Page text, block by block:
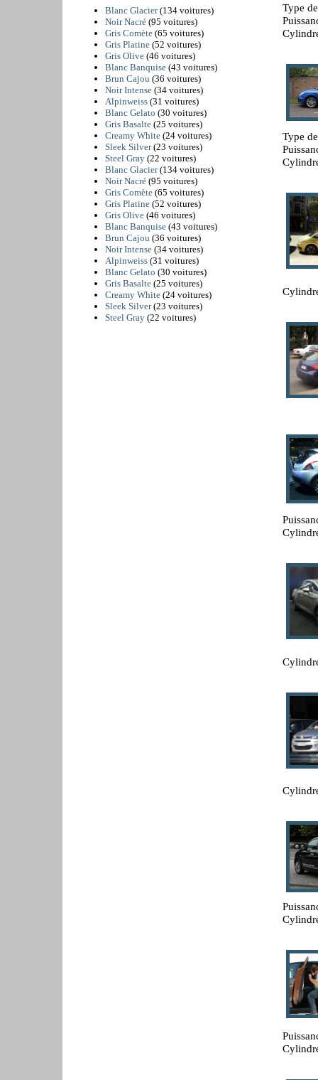
Type
Type
Blanc Glacier(134 voitures)
Noir Nacré(95 voitures)
Gris Comète(65 voitures)
Gris Platine(52 voitures)
Gris Olive(46 voitures)
Blanc Banquise(43 voitures)
Brun Cajou (36 voitures)
Noir Intense(34 voitures)
Alpinweiss(31 voitures)
Blanc Gelato (30 voitures)
Gris Basalte(25 voitures)
Creamy White(24 voitures)
Sleek Silver(23 voitures)
Steel Gray(22 voitures)
Blanc Glacier(134 voitures)
Noir Nacré(95 voitures)
Gris Comète(65 voitures)
Gris Platine(52 voitures)
Gris Olive(46 voitures)
Blanc Banquise(43 voitures)
Brun Cajou (36 voitures)
Noir Intense(34 voitures)
Alpinweiss(31 voitures)
Blanc Gelato (30 voitures)
Gris Basalte(25 voitures)
Creamy White(24 voitures)
Sleek Silver(23 voitures)
Steel Gray(22 voitures)